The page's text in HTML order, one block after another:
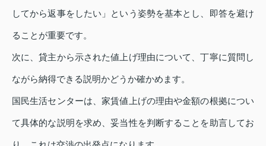
してから返事をしたい」という姿勢を基本とし、即答を避け
ることが重要です。
次に、貸主から示された値上げ理由について、丁寧に質問し
ながら納得できる説明かどうか確かめます。
国民生活センターは、家賃値上げの理由や金額の根拠につい
て具体的な説明を求め、妥当性を判断することを助言してお